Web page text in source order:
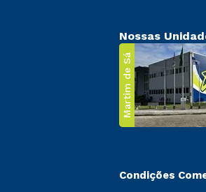
Nossas
Martim de Sá
Condições